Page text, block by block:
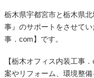
栃木県宇都宮市と栃木県
事』のサポートをさせて
事．com】です。
【栃木オフィス内装工事
案やリフォーム、環境整備